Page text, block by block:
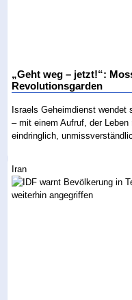
„Geht weg – jetzt!“:
Revolutionsgarden
Israels Geheimdienst
– mit einem Aufruf, der
eindringlich,
Iran